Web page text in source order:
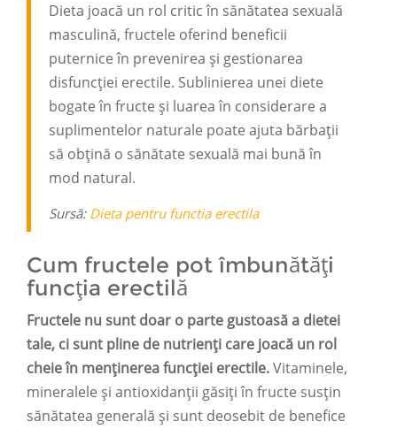
Dieta joacă un rol critic în sănătatea sexuală
masculină, fructele oferind beneficii
puternice în prevenirea și gestionarea
disfuncției erectile. Sublinierea unei diete
bogate în fructe și luarea în considerare a
suplimentelor naturale poate ajuta bărbații
să obțină o sănătate sexuală mai bună în
mod natural.
Sursă: Dieta pentru functia erectila
Cum fructele pot îmbunătăți
funcția erectilă
Fructele nu sunt doar o parte gustoasă a dietei
tale, ci sunt pline de nutrienți care joacă un rol
cheie în menținerea funcției erectile.Vitaminele,
mineralele și antioxidanții găsiți în fructe susțin
sănătatea generală și sunt deosebit de benefice